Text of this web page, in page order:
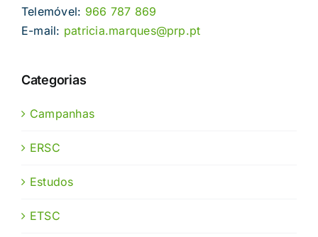
Telemóvel: 966 787 869
E-mail: patricia.marques@prp.pt
Categorias
Campanhas
ERSC
Estudos
ETSC